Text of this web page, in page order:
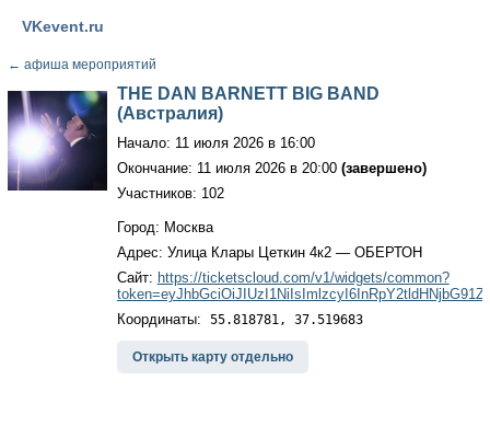
VKevent.ru
← афиша мероприятий
THE DAN BARNETT BIG BAND
(Австралия)
Начало: 11 июля 2026 в 16:00
Окончание: 11 июля 2026 в 20:00 (завершено)
Участников: 102
Город: Москва
Адрес: Улица Клары Цеткин 4к2 — ОБЕРТОН
Сайт: https://ticketscloud.com/v1/widgets/common?
Координаты: 55.818781, 37.519683
Открыть карту отдельно